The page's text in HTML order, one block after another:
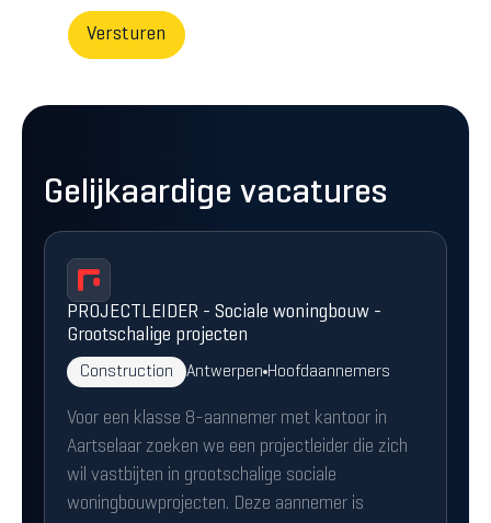
Gelijkaardige vacatures
PROJECTLEIDER - Sociale woningbouw -
Grootschalige projecten
Construction Antwerpen Hoofdaannemers
Voor een klasse 8-aannemer met kantoor in
Aartselaar zoeken we een projectleider die zich
wil vastbijten in grootschalige sociale
woningbouwprojecten. Deze aannemer is